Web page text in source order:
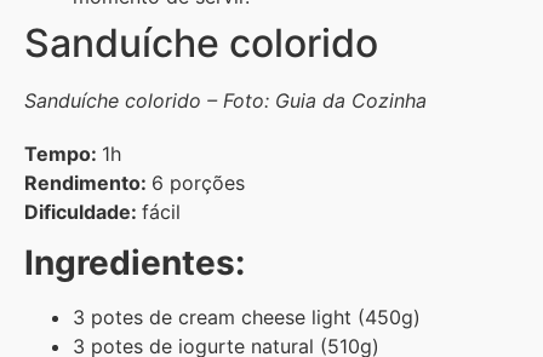
Sanduíche colorido
Sanduíche colorido – Foto: Guia da Cozinha
Tempo: 1h
Rendimento: 6 porções
Dificuldade: fácil
Ingredientes:
3 potes de cream cheese light (450g)
3 potes de iogurte natural (510g)